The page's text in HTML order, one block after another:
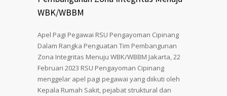
WBK/WBBM
Apel Pagi Pegawai RSU Pengayoman Cipinang
Dalam Rangka Penguatan Tim Pembangunan
Zona Integritas Menuju WBK/WBBM Jakarta, 22
Februari 2023 RSU Pengayoman Cipinang
menggelar apel pagi pegawai yang diikuti oleh
Kepala Rumah Sakit, pejabat struktural dan